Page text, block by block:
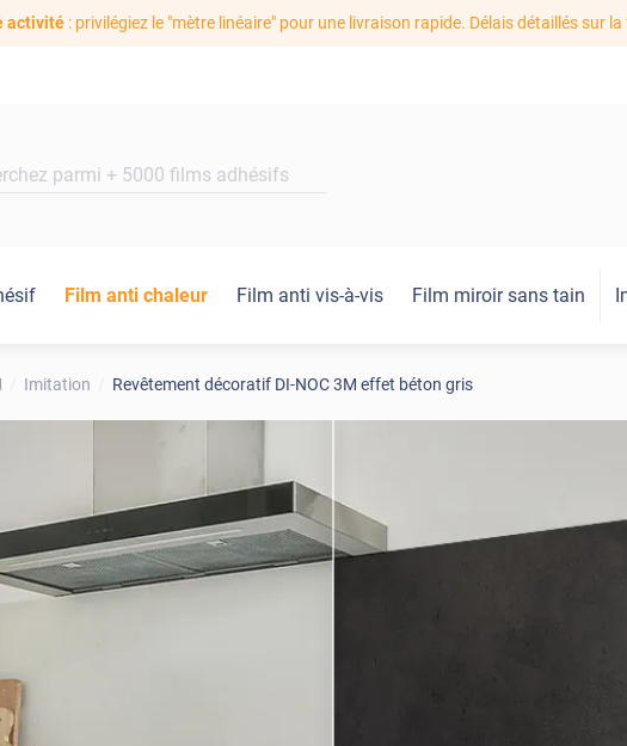
activité: privilégiez le "mètre linéaire" pour une livraison rapide. Délais détaillés sur
Film anti chaleur Film anti vis-à-vis Film miroir sans tain
Imitation Revêtement décoratif DI-NOC 3M effet béton gris